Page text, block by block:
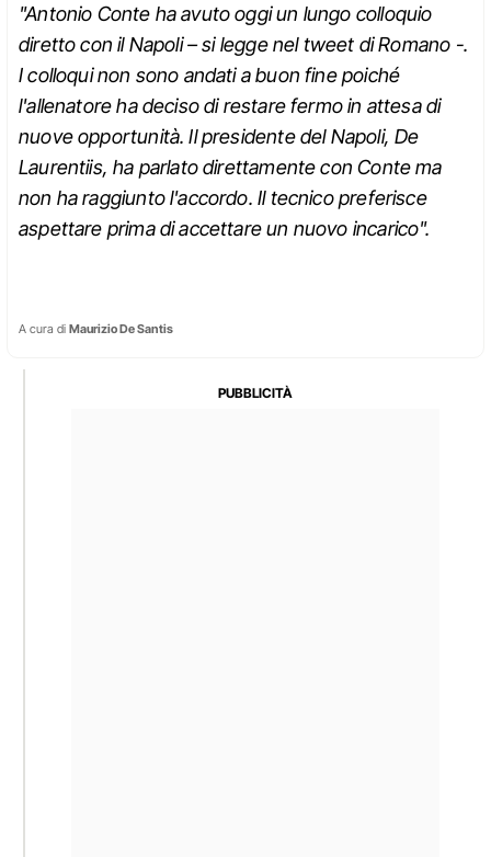
"Antonio Conte ha avuto oggi un lungo colloquio
diretto con il Napoli – si legge nel tweet di Romano -.
I colloqui non sono andati a buon fine poiché
l'allenatore ha deciso di restare fermo in attesa di
nuove opportunità. Il presidente del Napoli, De
Laurentiis, ha parlato direttamente con Conte ma
non ha raggiunto l'accordo. Il tecnico preferisce
aspettare prima di accettare un nuovo incarico".
A cura di Maurizio De Santis